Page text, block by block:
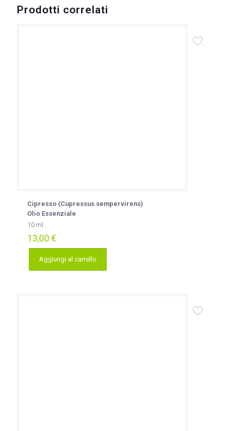
Prodotti correlati
Cipresso (Cupressus sempervirens)
Olio Essenziale
10 ml
13,00 €
Aggiungi al carrello